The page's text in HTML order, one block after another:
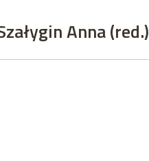
Anna (red.)